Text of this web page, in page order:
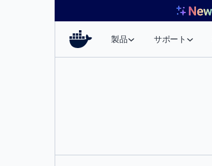
製品 サポート